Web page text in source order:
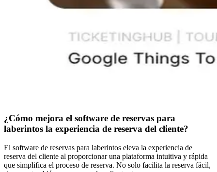
¿Cómo mejora el software de reservas para
laberintos la experiencia de reserva del cliente?
El software de reservas para laberintos eleva la experiencia de
reserva del cliente al proporcionar una plataforma intuitiva y rápida
que simplifica el proceso de reserva. No solo facilita la reserva fácil,